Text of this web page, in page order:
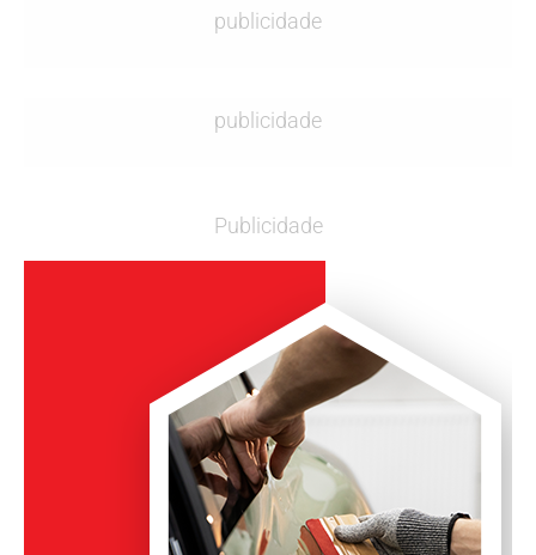
publicidade
publicidade
Publicidade